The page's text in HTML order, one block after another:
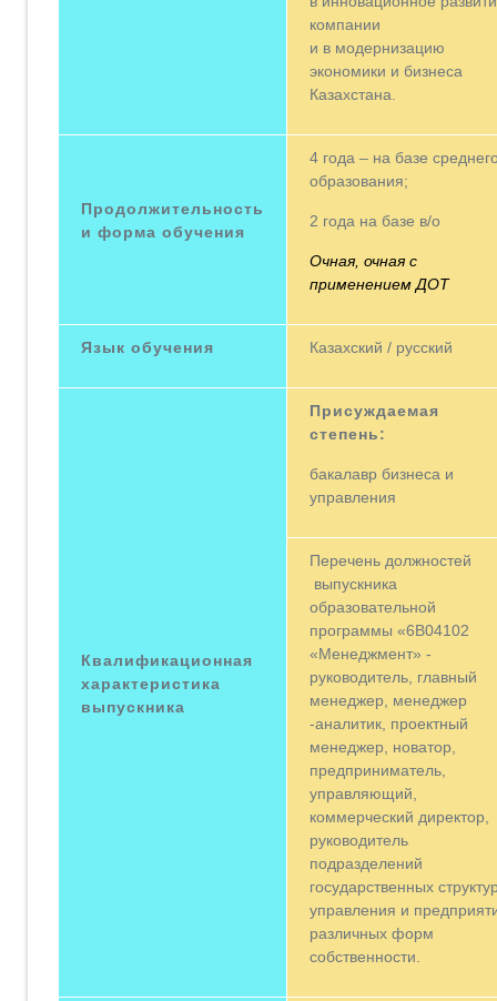
компании
и в модернизацию
экономики и бизнеса
Казахстана.
Продолжительность
и форма обучения
4 года – на базе
образования;
2 года на базе в/о
Очная, очная с
применением ДОТ
Язык обучения Казахский / русский
Квалификационная
характеристика
выпускника
Присуждаемая
степень:
бакалавр бизнеса и
управления
Перечень должностей
выпускника
образовательной
программы «6В04102
«Менеджмент» -
руководитель, главный
менеджер, менеджер
-аналитик, проектный
менеджер, новатор,
предприниматель,
управляющий,
коммерческий директор,
руководитель
подразделений
государственных
управления и
различных форм
собственности.